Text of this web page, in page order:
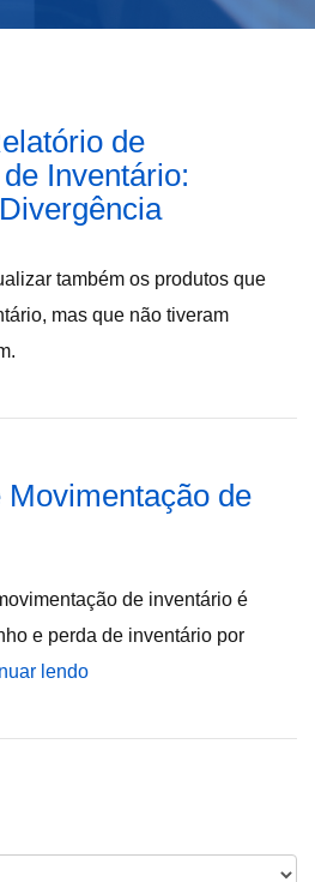
de
Inventário:
também os produtos que
mas que não tiveram
Movimentação de
de inventário é
e perda de inventário por
lendo